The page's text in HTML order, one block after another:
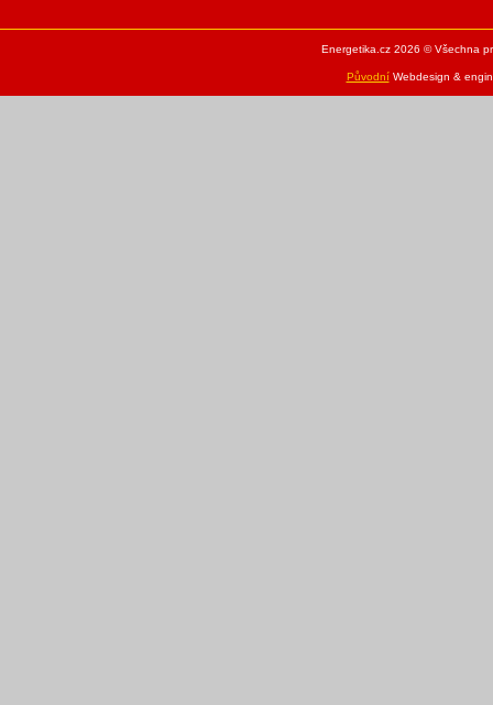
Energetika.cz 2026 © Všechna
PůvodníWebdesign &